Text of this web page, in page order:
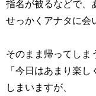
指名が被るなどで、
せっかくアナタに会
そのまま帰ってしま
「今日はあまり楽
しまいますが、